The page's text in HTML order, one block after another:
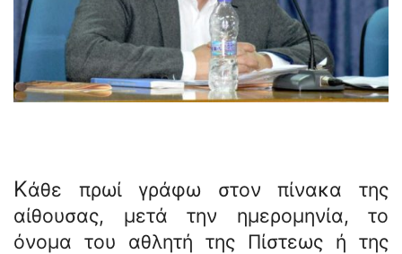
Κάθε πρωί γράφω στον πίνακα της
αίθουσας, μετά την ημερομηνία, το
όνομα του αθλητή της Πίστεως ή της